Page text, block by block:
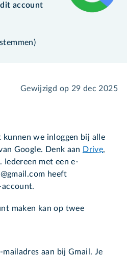
account
stemmen)
Gewijzigd op 29 dec 2025
kunnen we inloggen bij alle
Google. Denk aan Drive,
. Iedereen met een e-
heeft
maken kan op twee
mailadres aan bij Gmail. Je